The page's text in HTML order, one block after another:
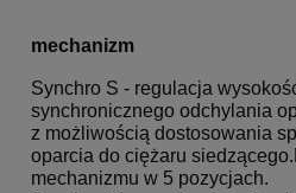
mechanizm
Synchro S - regulacja
synchronicznego odchylania
z możliwością dostosowania
oparcia do ciężaru
mechanizmu w 5 pozycjach.